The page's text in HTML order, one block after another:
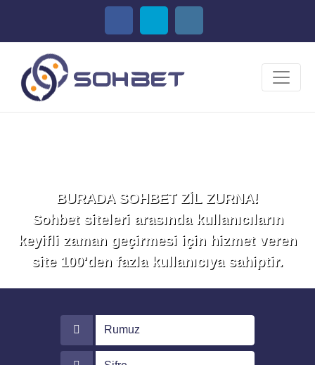
BURADA SOHBET ZİL ZURNA!
Sohbet siteleri arasında kullanıcıların
keyifli zaman geçirmesi için hizmet veren
site 100'den fazla kullanıcıya sahiptir.
Rumuz
Sifre